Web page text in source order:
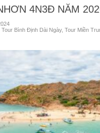
4N3Đ NĂM
Tour Bình Định Dài Ngày,Tour Miền